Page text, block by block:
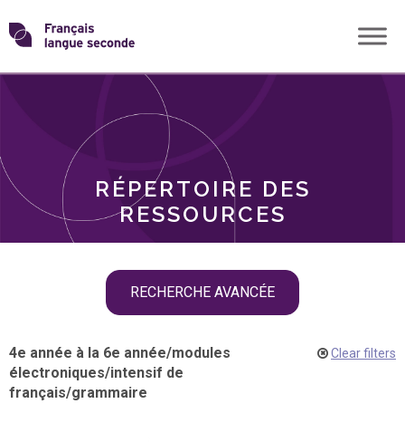
Skip
toTransformons
langue
RÉPERTOIRE DES
RESSOURCES
RECHERCHE AVANCÉE
THÈMES
4e année à la 6e année/modules
électroniques/intensif de
français/grammaire
Clear filters